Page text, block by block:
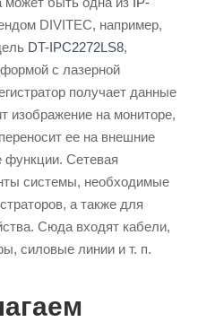
DIVITEC, например,
DT-IPC2272LS8,
с лазерной
получает данные
изображение на мониторе,
ее на внешние
функции. Сетевая
системы, необходимые
а также для
Сюда входят кабели,
силовые линии и т. п.